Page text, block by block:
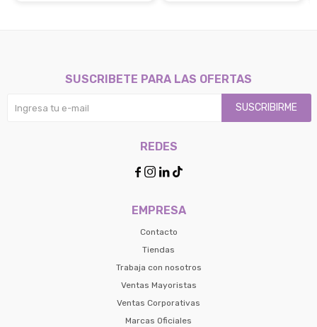
EMPRESA
Contacto
Tiendas
Trabaja con nosotros
Ventas Mayoristas
Ventas Corporativas
Marcas Oficiales
SUSCRIBETE PARA LAS OFERTAS
SUSCRIBIRME
REDES
   